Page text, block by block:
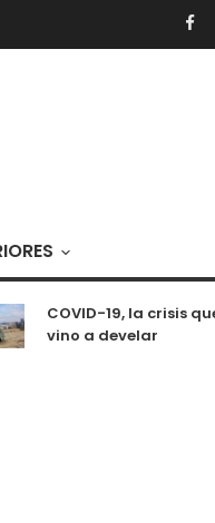
COVID-19, la crisis que
vino a develar